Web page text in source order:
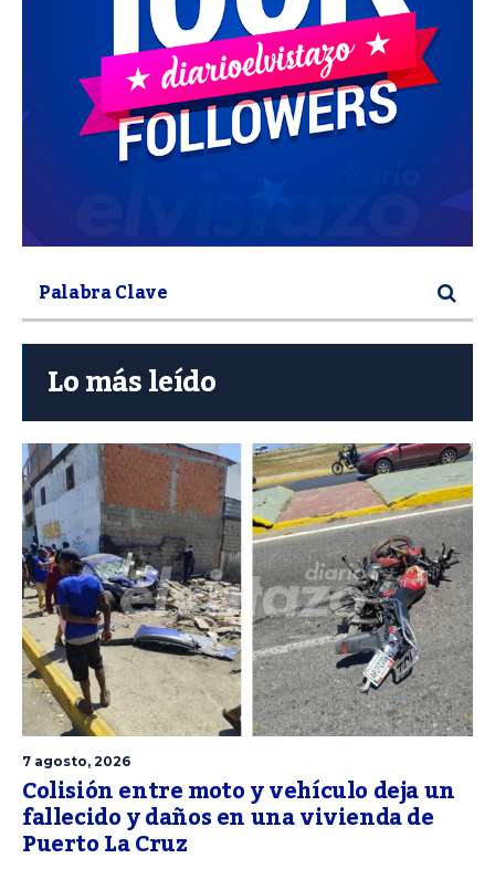
Lo más leído
7 agosto, 2026
Colisión entre moto y vehículo deja un
fallecido y daños en una vivienda de
Puerto La Cruz